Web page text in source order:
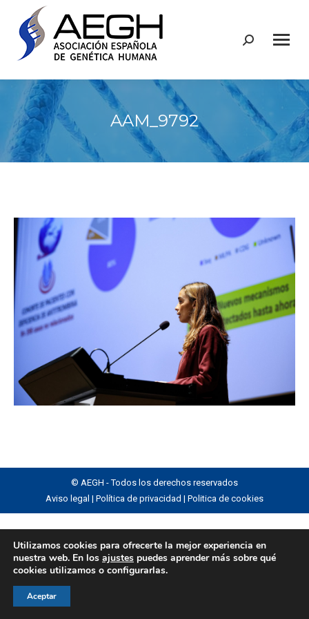
Buscar:
AAM_9792
© AEGH - Todos los derechos reservados
Aviso legal | Política de privacidad | Politica de cookies
Utilizamos cookies para ofrecerte la mejor experiencia en
nuestra web. En los ajustes puedes aprender más sobre qué
cookies utilizamos o configurarlas.
Aceptar